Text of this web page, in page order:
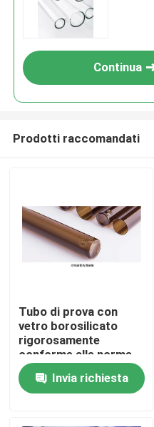
Casa.
Prodotti
Su di noi
Continua
Prodotti raccomandati
Tubo di prova con
vetro borosilicato
rigorosamente
conforme alle norme
YBB e ISO
Invia richiesta